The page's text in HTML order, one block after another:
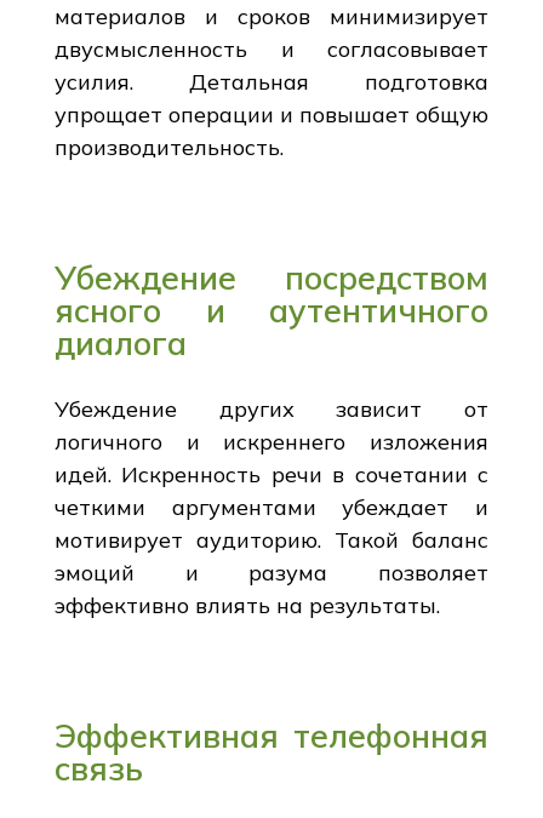
материалов и сроков минимизирует
двусмысленность и согласовывает
усилия. Детальная подготовка
упрощает операции и повышает общую
производительность.
Убеждение посредством
ясного и аутентичного
диалога
Убеждение других зависит от
логичного и искреннего изложения
идей. Искренность речи в сочетании с
четкими аргументами убеждает и
мотивирует аудиторию. Такой баланс
эмоций и разума позволяет
эффективно влиять на результаты.
Эффективная телефонная
связь